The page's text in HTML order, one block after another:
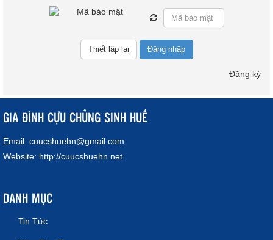
Đăng nhập
Đăng ký
GIA ĐÌNH CỰU CHỦNG SINH HUẾ
Email: cuucshuehn@gmail.com
Website: http://cuucshuehn.net
DANH MỤC
Tin Tức